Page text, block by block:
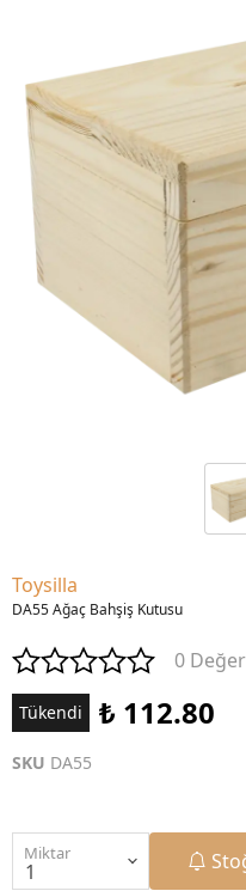
Toysilla
DA55 Ağaç Bahşiş Kutusu
0
Tükendi ₺ 112.80
SKU DA55
Miktar